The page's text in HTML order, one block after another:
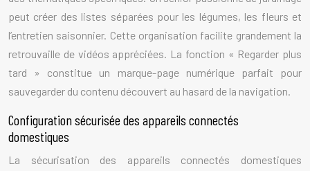
peut créer des listes séparées pour les légumes, les fleurs et
l’entretien saisonnier. Cette organisation facilite grandement la
retrouvaille de vidéos appréciées. La fonction « Regarder plus
tard » constitue un marque-page numérique parfait pour
sauvegarder du contenu découvert au hasard de la navigation.
Configuration sécurisée des appareils connectés
domestiques
La sécurisation des appareils connectés domestiques